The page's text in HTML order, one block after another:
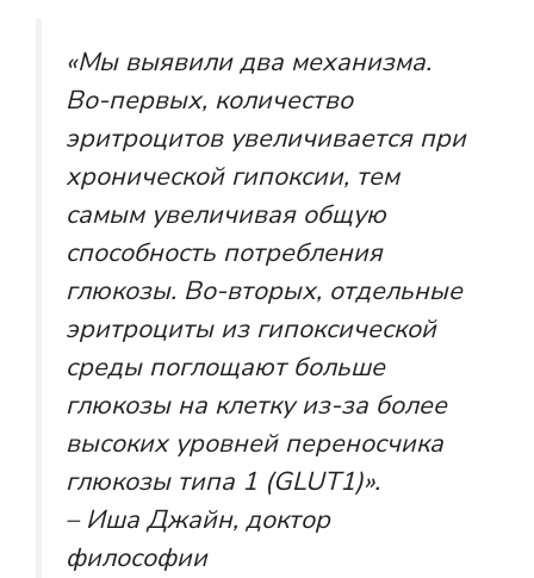
«Мы выявили два механизма.
Во-первых, количество
эритроцитов увеличивается при
хронической гипоксии, тем
самым увеличивая общую
способность потребления
глюкозы. Во-вторых, отдельные
эритроциты из гипоксической
среды поглощают больше
глюкозы на клетку из-за более
высоких уровней переносчика
глюкозы типа 1 (GLUT1)».
– Иша Джайн, доктор
философии